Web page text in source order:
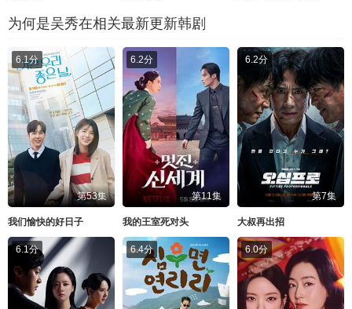
为何是吴秀在相关最新更新韩剧
6.1分
第53集
我们愉快的好日子
6.2分
第11集
我的王室死对头
6.2分
第7集
大叔再出招
6.1分 6.4分 6.0分